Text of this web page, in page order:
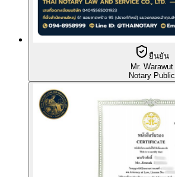
ยืนยัน
Mr. Warawut
Notary Public